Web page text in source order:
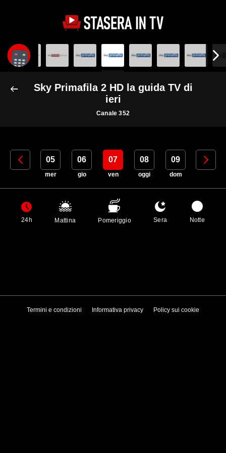
Sky Primafila 2 HD la guida TV di
ieri
Canale 352
04 05
mer
06
gio
07
ven
08
oggi
09
dom
10
24h Mattina Pomeriggio Sera Notte
Termini e condizioni Informativa privacy Policy sui cookie